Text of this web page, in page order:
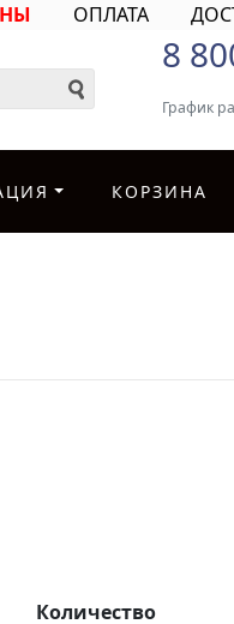
ОПЛАТА
8
График
КОРЗИНА
Количество